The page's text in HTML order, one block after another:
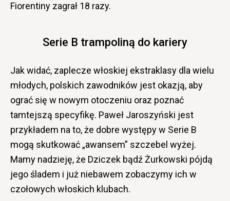
Fiorentiny zagrał 18 razy.
Serie B trampoliną do kariery
Jak widać, zaplecze włoskiej ekstraklasy dla wielu
młodych, polskich zawodników jest okazją, aby
ograć się w nowym otoczeniu oraz poznać
tamtejszą specyfikę. Paweł Jaroszyński jest
przykładem na to, że dobre występy w Serie B
mogą skutkować „awansem” szczebel wyżej.
Mamy nadzieję, że Dziczek bądź Żurkowski pójdą
jego śladem i już niebawem zobaczymy ich w
czołowych włoskich klubach.